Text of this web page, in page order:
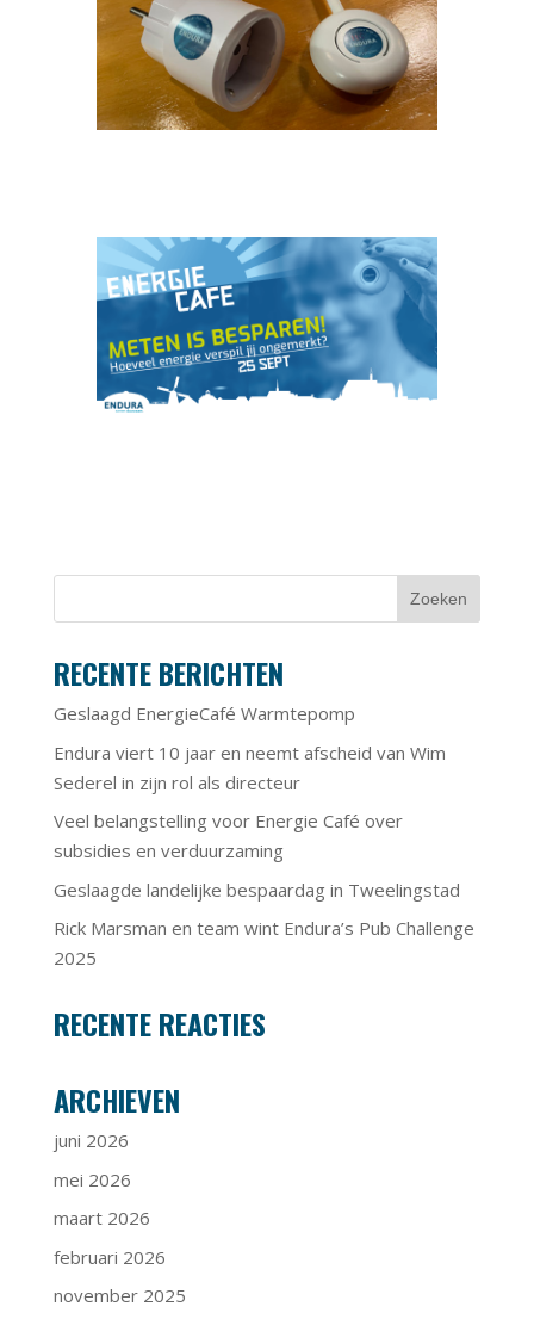
RECENTE BERICHTEN
Geslaagd EnergieCafé Warmtepomp
Endura viert 10 jaar en neemt afscheid van Wim
Sederel in zijn rol als directeur
Veel belangstelling voor Energie Café over
subsidies en verduurzaming
Geslaagde landelijke bespaardag in Tweelingstad
Rick Marsman en team wint Endura’s Pub Challenge
2025
RECENTE REACTIES
ARCHIEVEN
juni 2026
mei 2026
maart 2026
februari 2026
november 2025